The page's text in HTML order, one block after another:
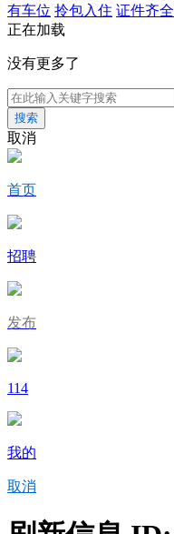
有车位 拎包入住 证件齐全
正在加载
没有更多了
搜索
取消
首页
招聘
发布
114
我的
取消